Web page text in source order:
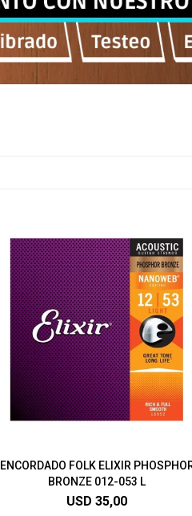
ENCORDADO FOLK ELIXIR
BRONZE 012-053 L
USD 35,00